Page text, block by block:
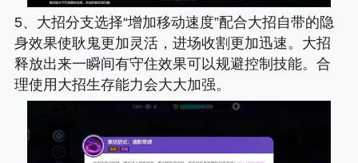
5、大招分支选择“增加移动速度”配合大招自带的隐
身效果使耿鬼更加灵活，进场收割更加迅速。大招
释放出来一瞬间有守住效果可以规避控制技能。合
理使用大招生存能力会大大加强。